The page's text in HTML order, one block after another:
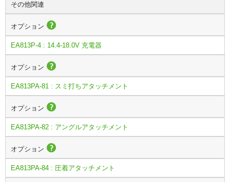
その他関連
オプション
EA813P-4 : 14.4-18.0V 充電器
オプション
EA813PA-81 : スミ打ちアタッチメント
オプション
EA813PA-82 : アングルアタッチメント
オプション
EA813PA-84 : 圧着アタッチメント